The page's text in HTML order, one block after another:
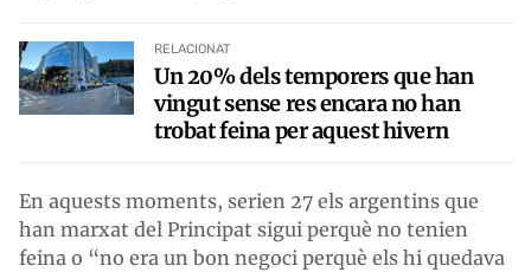
RELACIONAT
Un 20% dels temporers que han
vingut sense res encara no han
trobat feina per aquest hivern
En aquests moments, serien 27 els argentins que
han marxat del Principat sigui perquè no tenien
feina o “no era un bon negoci perquè els hi quedava